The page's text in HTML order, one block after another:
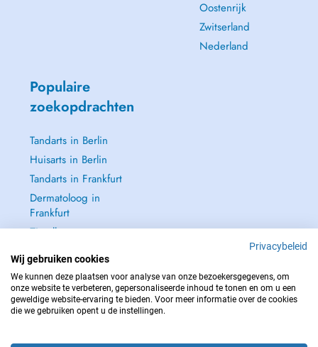
Oostenrijk
Zwitserland
Nederland
Populaire
zoekopdrachten
Tandarts in Berlin
Huisarts in Berlin
Tandarts in Frankfurt
Dermatoloog in
Frankfurt
Zie alle →
NEEM IN GEVAL VAN NOOD CONTACT OP MET : 112
Privacybeleid
Wij gebruiken cookies
We kunnen deze plaatsen voor analyse van onze bezoekersgegevens, om
onze website te verbeteren, gepersonaliseerde inhoud te tonen en om u een
geweldige website-ervaring te bieden. Voor meer informatie over de cookies
die we gebruiken opent u de instellingen.